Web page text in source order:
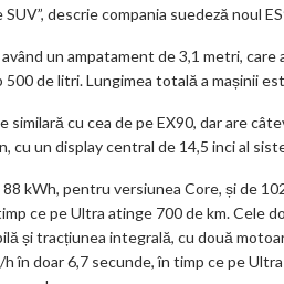
descrie compania suedeză noul
un ampatament de 3,1 metri,
de litri. Lungimea totală a mașinii
cu cea de pe EX90, dar are
cu un display central de 14,5 inci al
kWh, pentru versiunea Core, și de
ce pe Ultra atinge 700 de km. Cele
și tracțiunea integrală, cu două
în doar 6,7 secunde, în timp ce pe